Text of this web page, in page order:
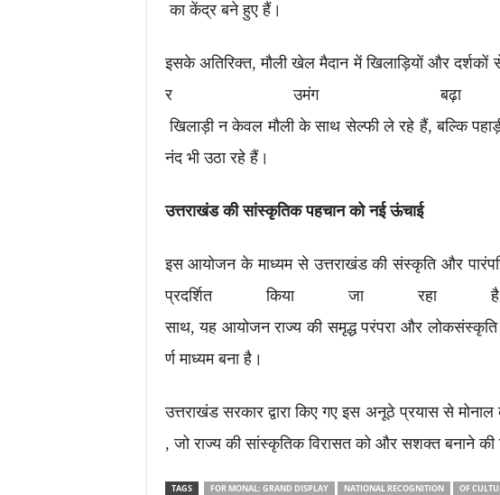
का केंद्र बने हुए हैं।
इसके अतिरिक्त, मौली खेल मैदान में खिलाड़ियों और
र उमंग
खिलाड़ी न केवल मौली के साथ सेल्फी ले रहे हैं, बल्कि
नंद भी उठा रहे हैं।
उत्तराखंडकीसांस्कृतिकपहचानकोनईऊंचाई
इस आयोजन के माध्यम से उत्तराखंड की संस्कृति और
प्रदर्शित किया जा
साथ, यह आयोजन राज्य की समृद्ध परंपरा और
र्ण माध्यम बना है।
उत्तराखंड सरकार द्वारा किए गए इस अनूठे प्रयास से
, जो राज्य की सांस्कृतिक विरासत को और सशक्त बनाने की
TAGS FOR MONAL: GRAND DISPLAY NATIONAL RECOGNITION
OF